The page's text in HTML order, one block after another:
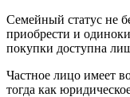
Семейный статус не
приобрести и
покупки доступна
Частное лицо имеет
тогда как